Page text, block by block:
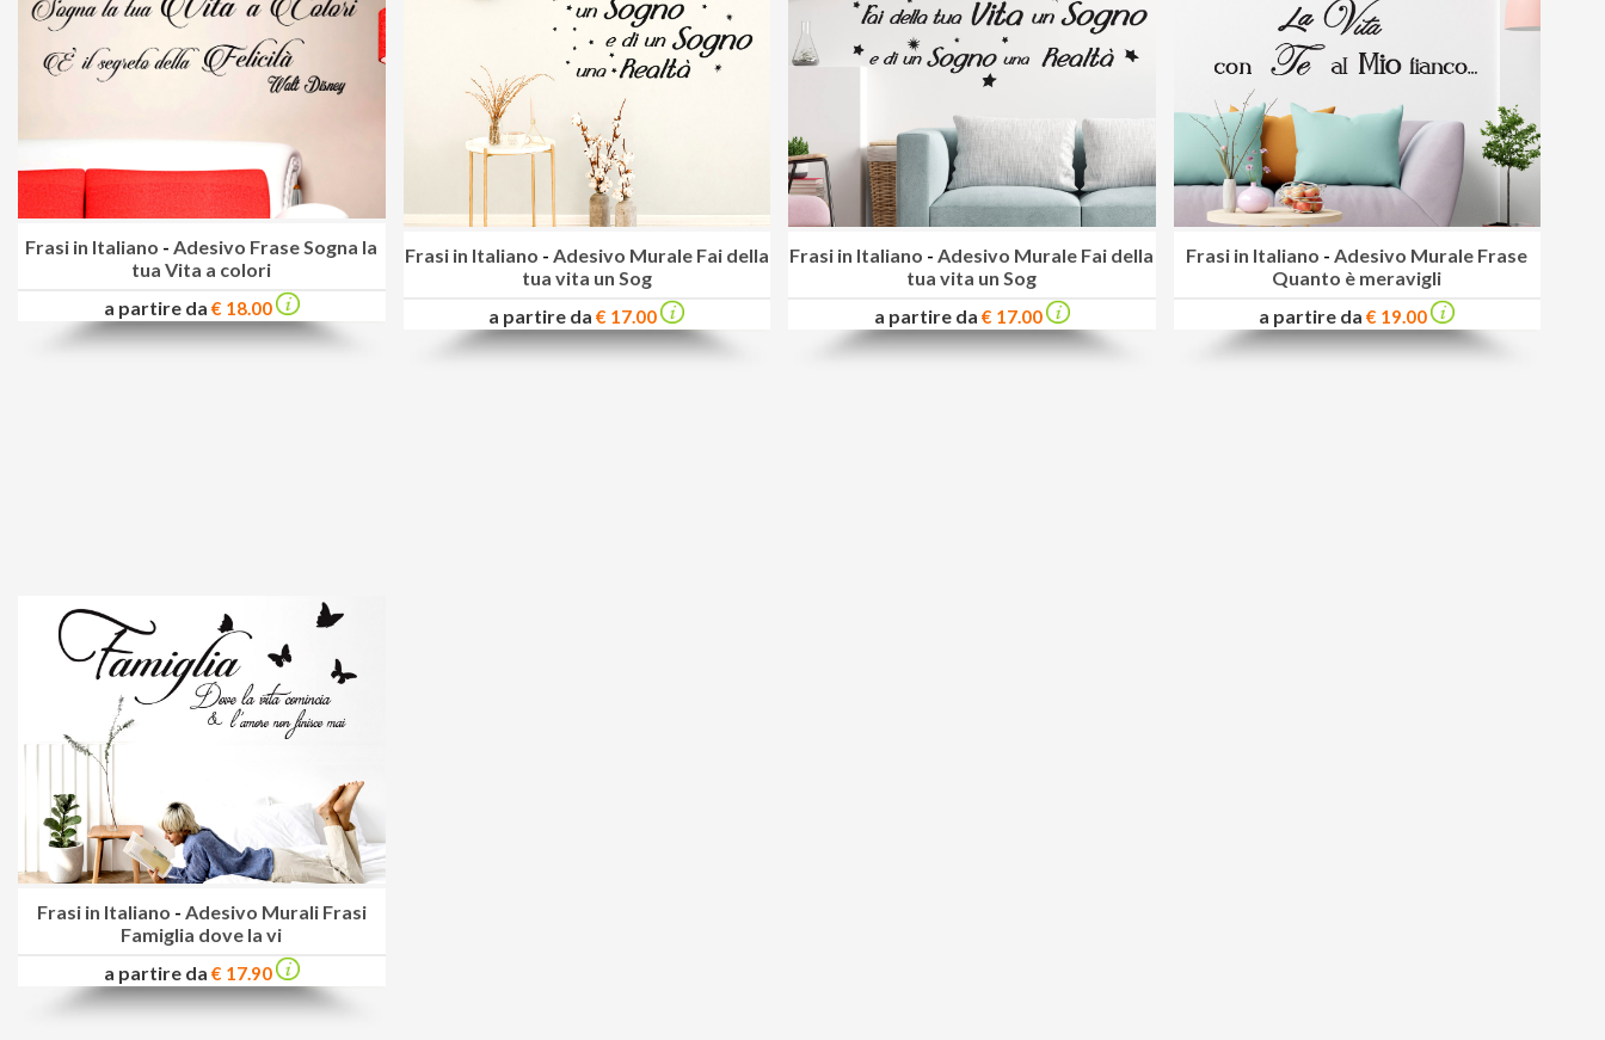
Frasi in Italiano -Adesivo Frase Sogna la
tua Vita a colori
a partire da € 18.00
Frasi in Italiano - Adesivo Murale Fai della
tua vita un Sog
a partire da€ 17.00
Frasi in Italiano -Adesivo Murale Fai della
tua vita un Sog
a partire da € 17.00
Frasi in Italiano -Adesivo Murale Frase
Quanto è meravigli
a partire da€ 19.00
Frasi in Italiano - Adesivo Murali Frasi
Famiglia dove la vi
a partire da € 17.90